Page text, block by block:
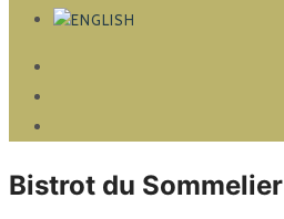
Bistrot du Sommelier